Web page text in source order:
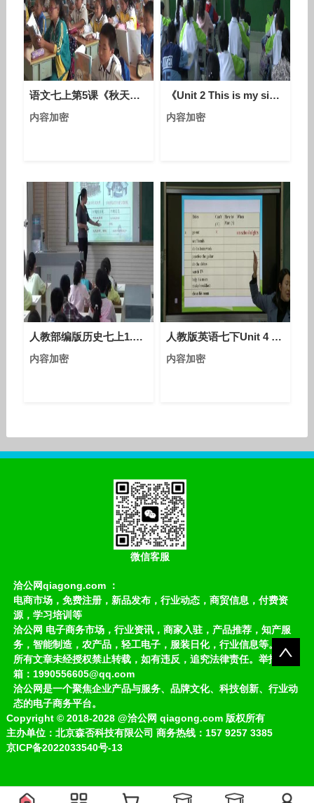
语文七上第5课《秋天的怀念》课堂教学视频实录-卢嫚
内容加密
《Unit 2 This is my sister - Section B 2a—3b Self-check》人教版英语七上-陕西-吕永芳
内容加密
人教部编版历史七上1.2《原始农耕生活》课堂视频实录-祝妮娜
内容加密
人教版英语七下Unit 4 Section B（1a-1d）教学视频实录（黄薇）
内容加密
微信客服
洽公网qiagong.com ：
电商市场，免费注册，新品发布，行业动态，商贸信息，付费资
源，学习培训等
洽公网 电子商务市场，行业资讯，商家入驻，产品推荐，知产服
务，智能制造，农产品，轻工电子，服装日化，行业信息等。
所有文章未经授权禁止转载，如有违反，追究法律责任。举报邮
箱：1990556605@qq.com
洽公网是一个聚焦企业产品与服务、品牌文化、科技创新、行业动
态的电子商务平台。
Copyright ©2018-2028 @洽公网 qiagong.com 版权所有
主办单位：北京森否科技有限公司 商务热线：157 9257 3385
京ICP备2022033540号-13